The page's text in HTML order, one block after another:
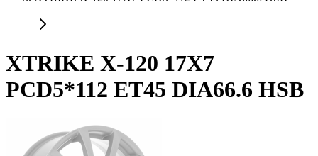
XTRIKE X-120 17X7
PCD5*112 ET45 DIA66.6 HSB